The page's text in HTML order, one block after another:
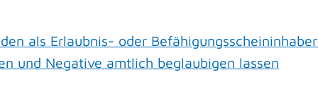
als Erlaubnis- oder
und Negative amtlich beglaubigen lassen